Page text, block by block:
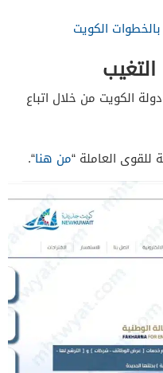
الكويت
الكويت من خلال اتباع
للقوى العاملة “من هنا“.